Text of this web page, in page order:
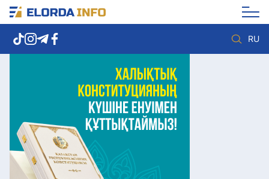
RU
Елорда жаңалықтары
Көзқарас
Саясат
Видео
Әлеумет
Экономика
Спорт